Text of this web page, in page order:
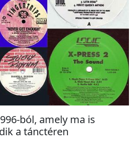
ból, amely ma is
a tánctéren